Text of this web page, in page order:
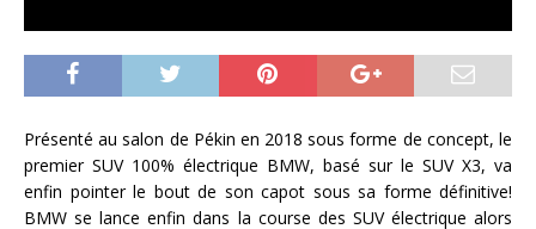
Présenté au salon de Pékin en 2018 sous forme de concept, le
premier SUV 100% électrique BMW, basé sur le SUV X3, va
enfin pointer le bout de son capot sous sa forme définitive!
BMW se lance enfin dans la course des SUV électrique alors